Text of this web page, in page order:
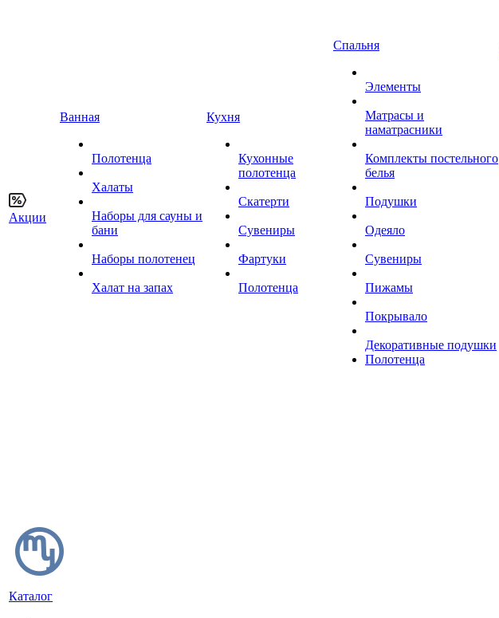
Акции
Ванная
Полотенца
Халаты
Наборы для сауны и
бани
Наборы полотенец
Халат на запах
Кухня
Кухонные
полотенца
Скатерти
Сувениры
Фартуки
Полотенца
Спальня
Элементы
Матрасы и
наматрасники
Комплекты постельного
белья
Подушки
Одеяло
Сувениры
Пижамы
Покрывало
Декоративные подушки
Полотенца
Каталог